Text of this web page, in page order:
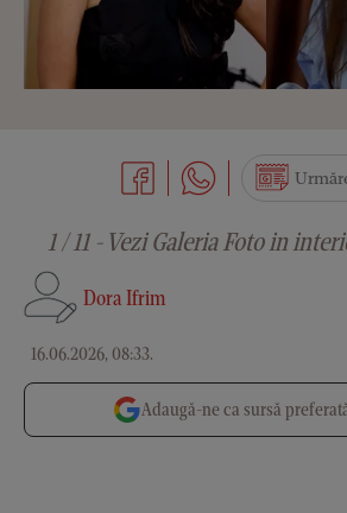
Dora Ifrim
16.06.2026, 08:33.
1 / 11 - Vezi Galeria Foto in
Adaugă-ne ca sursă